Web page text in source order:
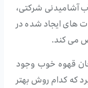
آشامیدنی شرکتی،
های ایجاد شده در
می کند.
قهوه خوب وجود
که کدام روش بهتر